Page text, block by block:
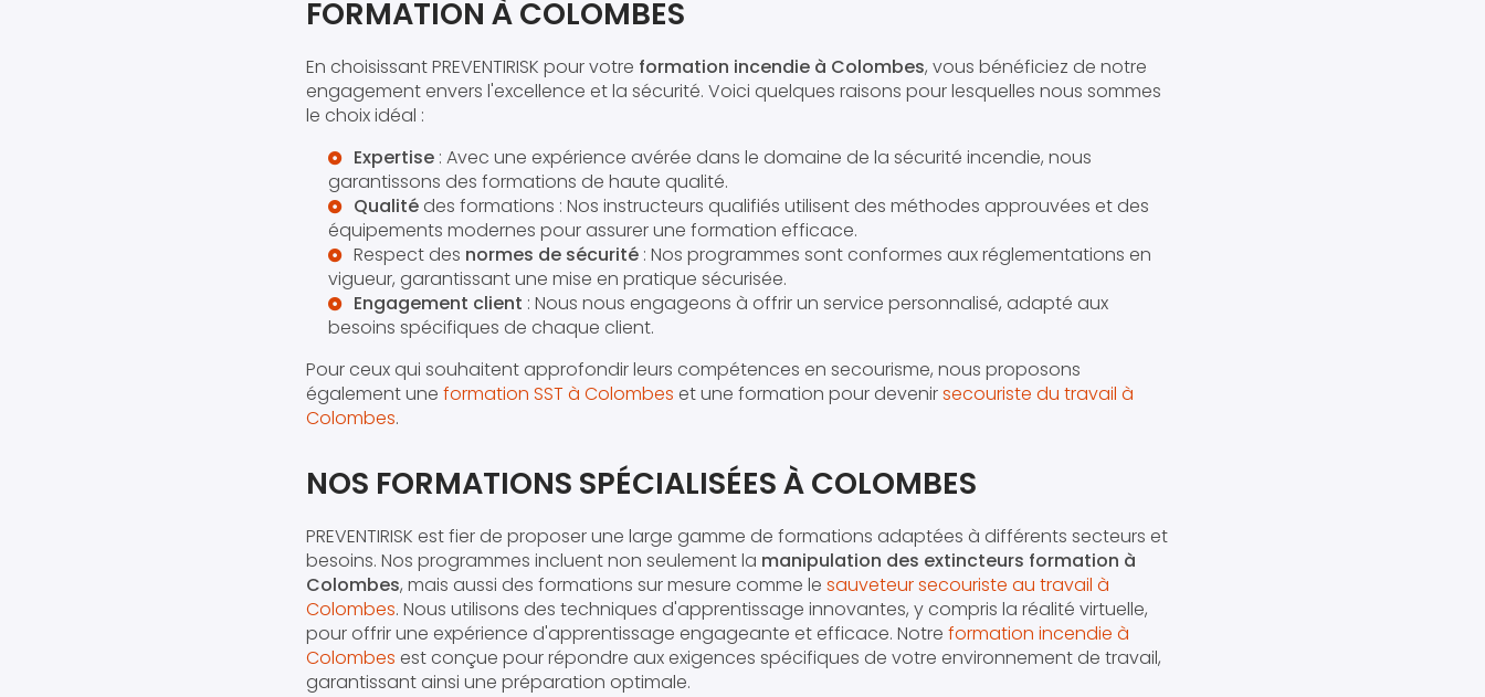
FORMATION À COLOMBES
En choisissant PREVENTIRISK pour votre formation incendie à Colombes, vous bénéficiez de notre
engagement envers l'excellence et la sécurité. Voici quelques raisons pour lesquelles nous sommes
le choix idéal :
Expertise : Avec une expérience avérée dans le domaine de la sécurité incendie, nous
garantissons des formations de haute qualité.
Qualitédes formations : Nos instructeurs qualifiés utilisent des méthodes approuvées et des
équipements modernes pour assurer une formation efficace.
Respect des normes de sécurité : Nos programmes sont conformes aux réglementations en
vigueur, garantissant une mise en pratique sécurisée.
Engagement client : Nous nous engageons à offrir un service personnalisé, adapté aux
besoins spécifiques de chaque client.
Pour ceux qui souhaitent approfondir leurs compétences en secourisme, nous proposons
également une formation SST à Colombes et une formation pour devenirsecouriste du travail à
Colombes.
NOS FORMATIONS SPÉCIALISÉES À COLOMBES
PREVENTIRISK est fier de proposer une large gamme de formations adaptées à différents secteurs et
besoins. Nos programmes incluent non seulement la manipulation des extincteurs formation à
Colombes, mais aussi des formations sur mesure comme le sauveteur secouriste au travail à
Colombes. Nous utilisons des techniques d'apprentissage innovantes, y compris la réalité virtuelle,
pour offrir une expérience d'apprentissage engageante et efficace. Notre formation incendie à
Colombes est conçue pour répondre aux exigences spécifiques de votre environnement de travail,
garantissant ainsi une préparation optimale.